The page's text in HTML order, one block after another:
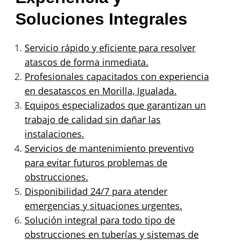
Soluciones Integrales
Servicio rápido y eficiente para resolver
atascos de forma inmediata.
Profesionales capacitados con experiencia
en desatascos en Morilla, Igualada.
Equipos especializados que garantizan un
trabajo de calidad sin dañar las
instalaciones.
Servicios de mantenimiento preventivo
para evitar futuros problemas de
obstrucciones.
Disponibilidad 24/7 para atender
emergencias y situaciones urgentes.
Solución integral para todo tipo de
obstrucciones en tuberías y sistemas de